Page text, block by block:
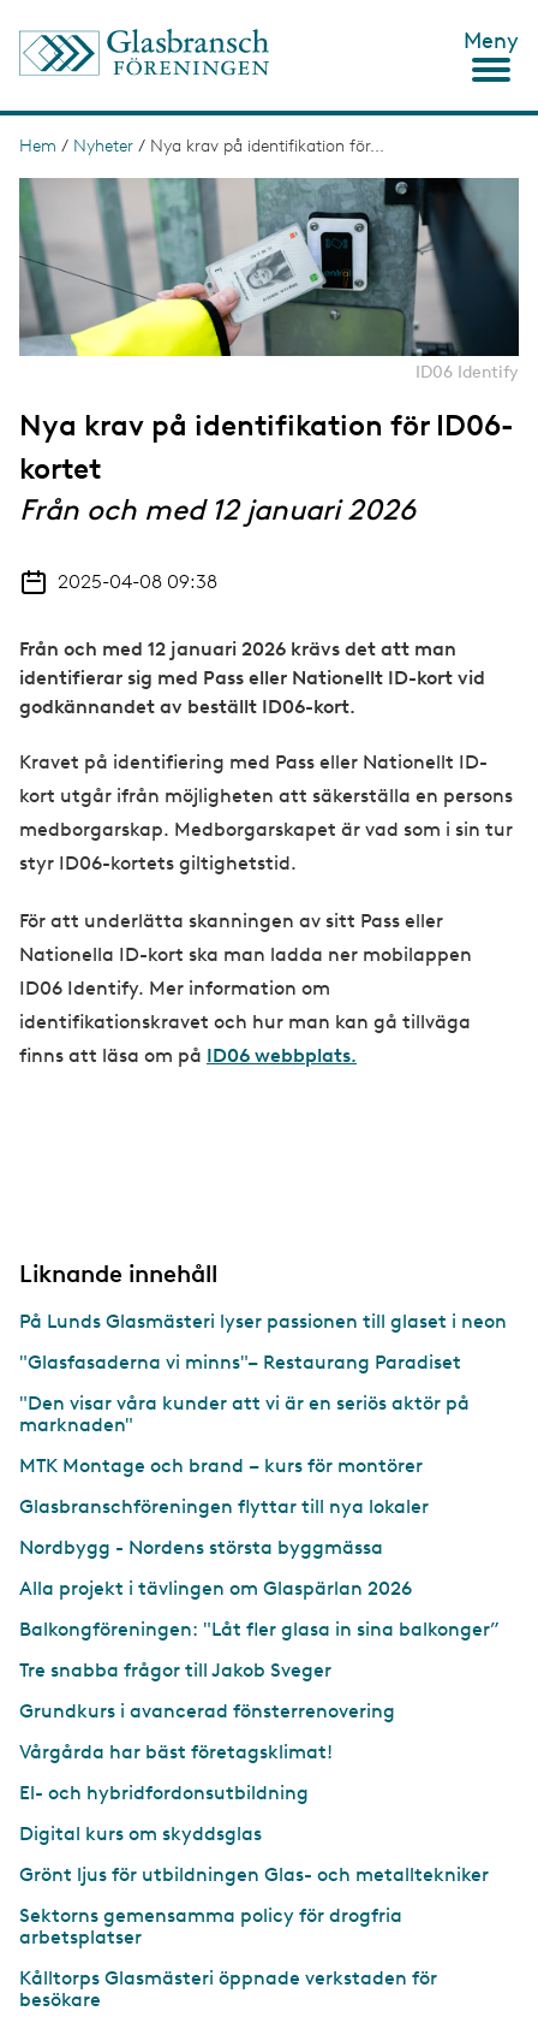
Meny
L
ä
n
k
t
Hem / Nyheter / Nya krav på identifikation för...
m
a
g
e
ID06 Identify
Nya krav på identifikation för ID06-
kortet
Från och med 12 januari 2026
2025-04-08 09:38
Från och med 12 januari 2026 krävs det att man
identifierar sig med Pass eller Nationellt ID-kort vid
godkännandet av beställt ID06-kort.
Kravet på identifiering med Pass eller Nationellt ID-
kort utgår ifrån möjligheten att säkerställa en persons
medborgarskap. Medborgarskapet är vad som i sin tur
styr ID06-kortets giltighetstid.
För att underlätta skanningen av sitt Pass eller
Nationella ID-kort ska man ladda ner mobilappen
ID06 Identify. Mer information om
identifikationskravet och hur man kan gå tillväga
finns att läsa om på ID06 webbplats.
Liknande innehåll
På Lunds Glasmästeri lyser passionen till glaset i neon
"Glasfasaderna vi minns"– Restaurang Paradiset
"Den visar våra kunder att vi är en seriös aktör på
marknaden"
MTK Montage och brand – kurs för montörer
Glasbranschföreningen flyttar till nya lokaler
Nordbygg - Nordens största byggmässa
Alla projekt i tävlingen om Glaspärlan 2026
Balkongföreningen: "Låt fler glasa in sina balkonger”
Tre snabba frågor till Jakob Sveger
Grundkurs i avancerad fönsterrenovering
Vårgårda har bäst företagsklimat!
El- och hybridfordonsutbildning
Digital kurs om skyddsglas
Grönt ljus för utbildningen Glas- och metalltekniker
Sektorns gemensamma policy för drogfria
arbetsplatser
Kålltorps Glasmästeri öppnade verkstaden för
besökare